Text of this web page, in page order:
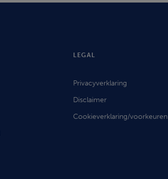
LEGAL
Privacyverklaring
Disclaimer
Cookieverklaring/voorkeuren